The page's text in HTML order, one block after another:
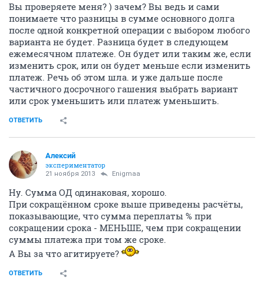
Вы проверяете меня? ) зачем? Вы ведь и сами
понимаете что разницы в сумме основного долга
после одной конкретной операции с выбором любого
варианта не будет. Разница будет в следующем
ежемесячном платеже. Он будет или таким же, если
изменить срок, или он будет меньше если изменить
платеж. Речь об этом шла. и уже дальше после
частичного досрочного гашения выбрать вариант
или срок уменьшить или платеж уменьшить.
ОТВЕТИТЬ
Алексий
экспериментатор
21 ноября 2013 Enigmaa
Ну. Сумма ОД одинаковая, хорошо.
При сокращённом сроке выше приведены расчёты,
показывающие, что сумма переплаты % при
сокращении срока - МЕНЬШЕ, чем при сокращении
суммы платежа при том же сроке.
А Вы за что агитируете?
ОТВЕТИТЬ